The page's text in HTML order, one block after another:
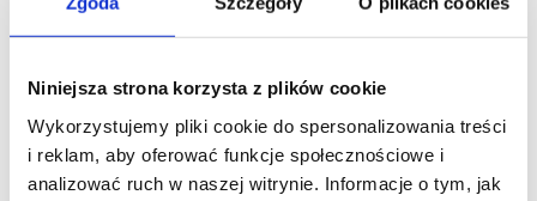
Niniejsza strona korzysta z plików cookie
Wykorzystujemy pliki cookie do spersonalizowania treści
i reklam, aby oferować funkcje społecznościowe i
analizować ruch w naszej witrynie. Informacje o tym, jak